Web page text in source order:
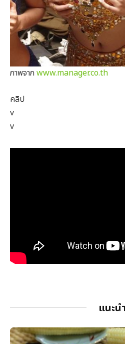
ภาพจาก www.manager.co.th
คลิป
v
v
แนะนำ